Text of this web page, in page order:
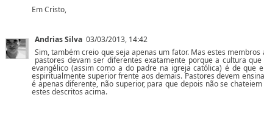
Em Cristo,
Andrias Silva 03/03/2013, 14:42
Sim, também creio que seja apenas um fator. Mas estes membros
pastores devam ser diferentes exatamente porque a cultura
evangélico (assim como a do padre na igreja católica) é de que
espiritualmente superior frente aos demais. Pastores devem
é apenas diferente, não superior, para que depois não se
estes descritos acima.